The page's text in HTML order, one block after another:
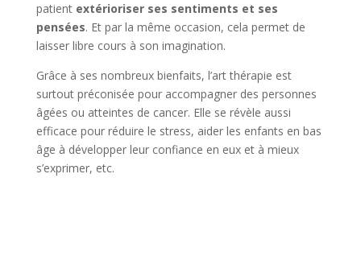
patient extérioriser ses sentiments et ses
pensées. Et par la même occasion, cela permet de
laisser libre cours à son imagination.
Grâce à ses nombreux bienfaits, l’art thérapie est
surtout préconisée pour accompagner des personnes
âgées ou atteintes de cancer. Elle se révèle aussi
efficace pour réduire le stress, aider les enfants en bas
âge à développer leur confiance en eux et à mieux
s’exprimer, etc.